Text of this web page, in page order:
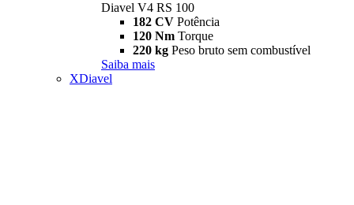
Diavel V4 RS 100
182 CV Potência
120 Nm Torque
220 kg Peso bruto sem combustível
Saiba mais
XDiavel